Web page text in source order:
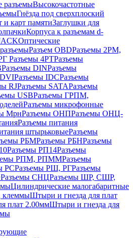
разъемыВысокочастотные
Гнёзда под сверхплоский
и карт памятиЗаглушки для
Корпуса к разъемам d-
Оптические
Разъем OBDРазъемы 2РМ,
Разъемы 4РТРазъемы
Разъемы DINРазъемы
Разъемы IDCРазъемы
RJРазъемы SATAРазъемы
USBРазъемы ГРПM,
Разъемы микрофонные
МрнРазъемы ОНПРазъемы ОНЦ-
Разъемы питания
штырьковыеРазъемы
РБМРазъемы РБНРазъемы
Разъемы РП14Разъемы
РПМ, РПММРазъемы
РСРазъемы РШ, РГРазъемы
Разъемы СНЦРазъемы ШР, СШР,
Цилиндрические малогабаритные
клеммыШтыри и гнезда для плат
плат 2.00ммШтыри и гнезда для